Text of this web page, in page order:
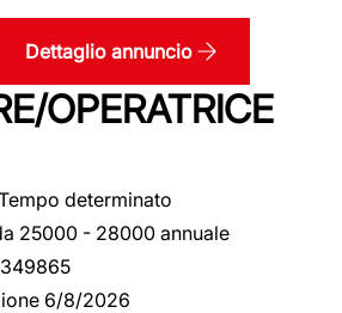
Dettaglio annuncio
OPERATRICE
determinato
25000 - 28000 annuale
349865
6/8/2026